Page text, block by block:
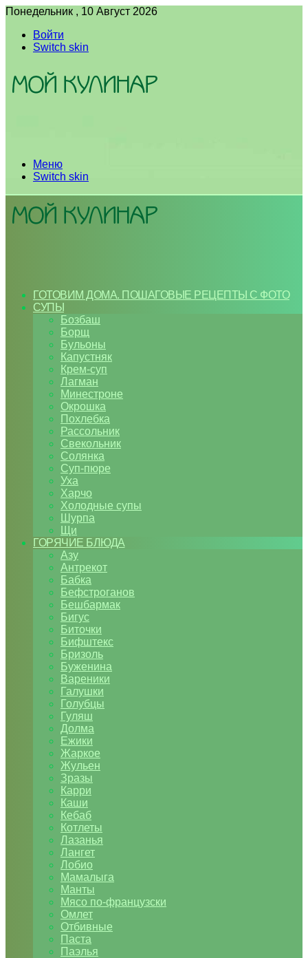
Понедельник , 10 Август 2026
Войти
Switch skin
Меню
Switch skin
ГОТОВИМ ДОМА. ПОШАГОВЫЕ РЕЦЕПТЫ С ФОТО
СУПЫ
Бозбаш
Борщ
Бульоны
Капустняк
Крем-суп
Лагман
Минестроне
Окрошка
Похлебка
Рассольник
Свекольник
Солянка
Суп-пюре
Уха
Харчо
Холодные супы
Шурпа
Щи
ГОРЯЧИЕ БЛЮДА
Азу
Антрекот
Бабка
Бефстроганов
Бешбармак
Бигус
Биточки
Бифштекс
Бризоль
Буженина
Вареники
Галушки
Голубцы
Гуляш
Долма
Ежики
Жаркое
Жульен
Зразы
Карри
Каши
Кебаб
Котлеты
Лазанья
Лангет
Лобио
Мамалыга
Манты
Мясо по-французски
Омлет
Отбивные
Паста
Паэлья